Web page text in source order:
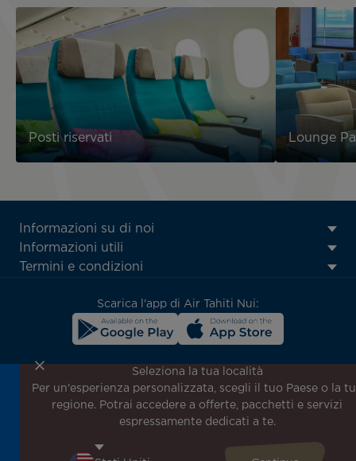
Posti riservati Lounge
ATN:
Footer
menu
Informazioni su di noi
Informazioni utili
Termini e condizioni
Scarica l'app di Air Tahiti Nui:
Iscriviti alla nostra newsletter per ricevere le ultime
notizie!
Ricevi per primo tutte le nostre offerte e promozioni
per il tuo prossimo viaggio!
Seleziona la tua località
Per un'esperienza personalizzata, scegli il tuo Paese o la
regione. Potrai accedere a offerte, pacchetti e servizi
espressamente dedicati a te.